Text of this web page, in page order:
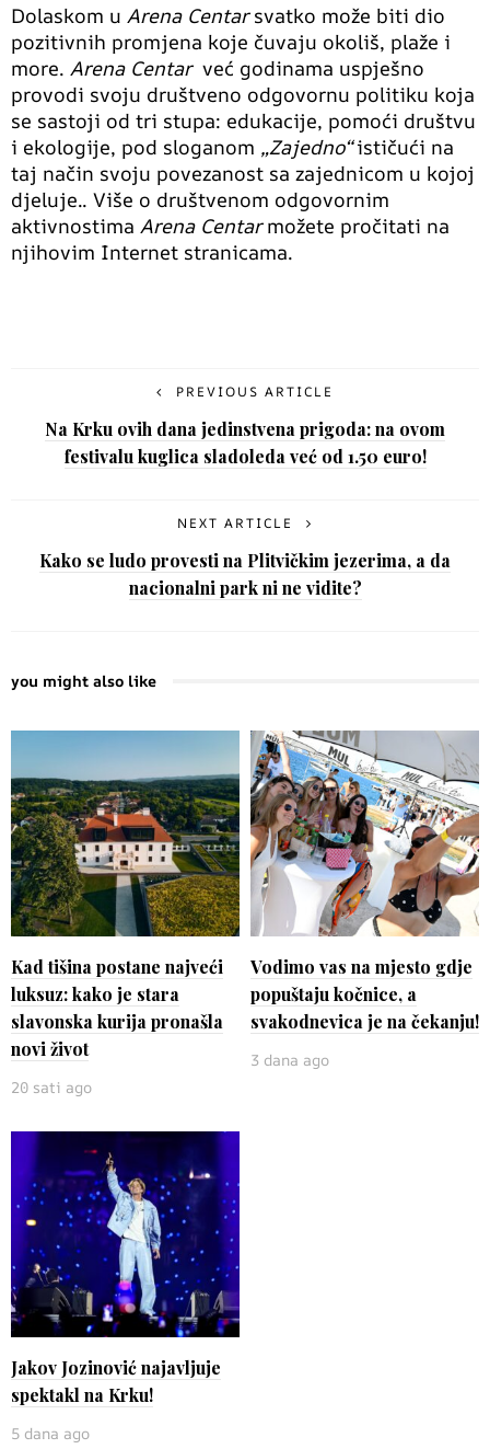
Dolaskom u Arena Centarsvatko može biti dio
pozitivnih promjena koje čuvaju okoliš, plaže i
more. Arena Centarveć godinama uspješno
provodi svoju društveno odgovornu politiku koja
se sastoji od tri stupa: edukacije, pomoći društvu
i ekologije, pod sloganom „Zajedno“ističući na
taj način svoju povezanost sa zajednicom u kojoj
djeluje.. Više o društvenom odgovornim
aktivnostima Arena Centarmožete pročitati na
njihovim Internet stranicama.
PREVIOUS ARTICLE
Na Krku ovih dana jedinstvena prigoda: na ovom
festivalu kuglica sladoleda već od 1.50 euro!
NEXT ARTICLE
Kako se ludo provesti na Plitvičkim jezerima, a da
nacionalni park ni ne vidite?
you might also like
Kad tišina postane najveći
luksuz: kako je stara
slavonska kurija pronašla
novi život
20 sati ago
Vodimo vas na mjesto gdje
popuštaju kočnice, a
svakodnevica je na čekanju!
3 dana ago
Jakov Jozinović najavljuje
spektakl na Krku!
5 dana ago